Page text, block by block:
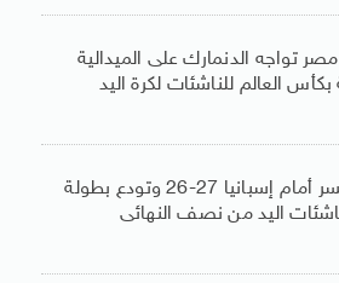
تواجه الدنمارك على الميدالية
بكأس العالم للناشئات لكرة اليد
مصر تخسر أمام إسبانيا 27-26 وتودع بطولة
اليد من نصف النهائى